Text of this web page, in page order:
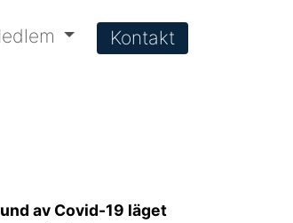
Kontakt
av Covid-19 läget